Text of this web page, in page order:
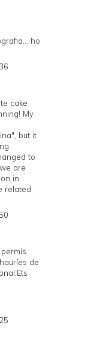
ho
cake
My
but it
to
are
in
related
de